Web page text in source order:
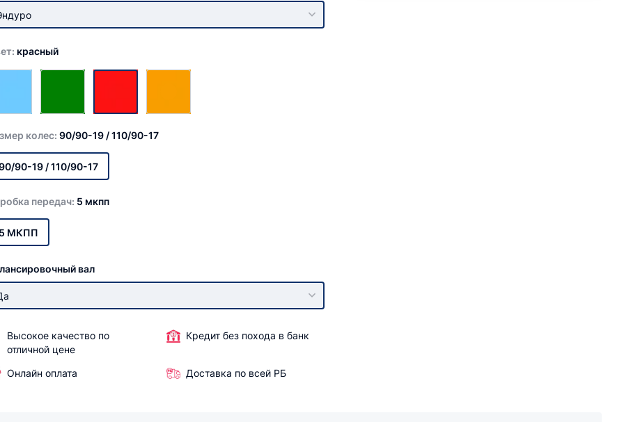
красный
колес: 90/90-19 / 110/90-17
90-19 / 110/90-17
передач: 5 мкпп
5 МКПП
вал
Высокое качество по
отличной цене
Кредит без похода в банк
Онлайн оплата Доставка по всей РБ